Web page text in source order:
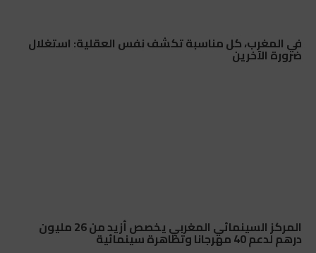
في المغرب، كل مناسبة تكشف نفس العقلية: استغلال
ضرورة الآخرين
المركز السينمائي المغربي يخصص أزيد من 26 مليون
درهم لدعم 40 مهرجانا وتظاهرة سينمائية